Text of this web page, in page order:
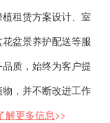
租赁方案设计、室
盆景养护配送等服
质，始终为客户提
，并不断改进工作
解更多信息>>